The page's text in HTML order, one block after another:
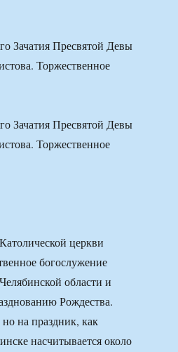
Зачатия Пресвятой Девы
Торжественное
Зачатия Пресвятой Девы
Торжественное
церкви
богослужение
области и
Рождества.
на праздник, как
насчитывается около